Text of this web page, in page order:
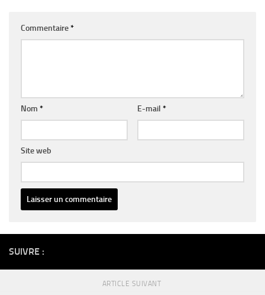
Commentaire*
Nom * E-mail *
Site web
SUIVRE :
ARTICLE SUIVANT